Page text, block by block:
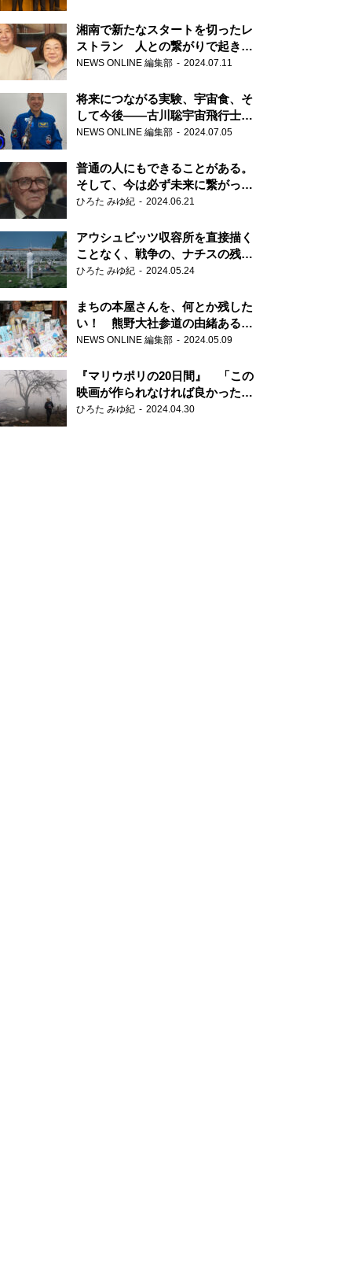
湘南で新たなスタートを切ったレ
ストラン 人との繋がりで起きた
奇跡
NEWS ONLINE 編集部 2024.07.11
将来につながる実験、宇宙食、そ
して今後――古川聡宇宙飛行士単
独インタビュー
NEWS ONLINE 編集部 2024.07.05
普通の人にもできることがある。
そして、今は必ず未来に繋がって
いく……『ONE LIFE 奇跡が繋い
ひろた みゆ紀 2024.06.21
アウシュビッツ収容所を直接描く
ことなく、戦争の、ナチスの残虐
さが見える映画 『関心領域』
ひろた みゆ紀 2024.05.24
まちの本屋さんを、何とか残した
い！ 熊野大社参道の由緒ある書
店・三代目の強い思い
NEWS ONLINE 編集部 2024.05.09
『マリウポリの20日間』 「この
映画が作られなければ良かった」
と語る監督
ひろた みゆ紀 2024.04.30